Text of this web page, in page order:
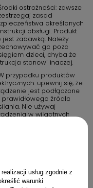
ostrożności: zawsze
zasad
określonych
obsługi. Produkt
jest zabawką. Należy
go poza
dzieci, chyba że
stanowi inaczej.
przypadku produktów
upewnij się, że
jest podłączone
źródła
Nie używaj
w wilgotnych
lub
przechowuj
dobrze
usług zgodnie z
warunki